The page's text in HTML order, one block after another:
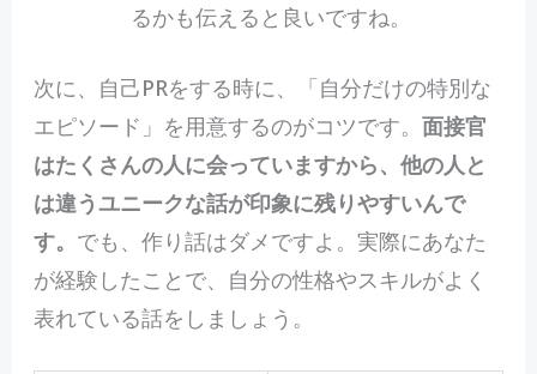
るかも伝えると良いですね。
次に、自己PRをする時に、「自分だけの特別な
エピソード」を用意するのがコツです。 面接官
はたくさんの人に会っていますから、他の人と
は違うユニークな話が印象に残りやすいんで
す。 でも、作り話はダメですよ。実際にあなた
が経験したことで、自分の性格やスキルがよく
表れている話をしましょう。